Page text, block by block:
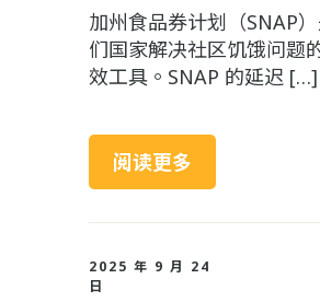
加州食品券计划（SNAP
们国家解决社区饥饿问题
效工具。SNAP 的延迟 […]
阅读更多
2025 年 9 月 24
日